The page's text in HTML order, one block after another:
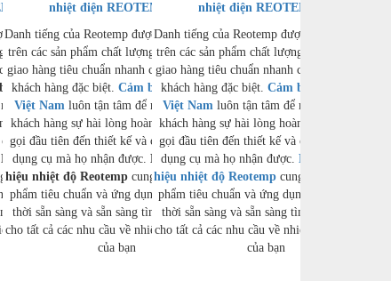
xây dựng dựa
cao, thời gian
và hỗ trợ
Reotemp
đến cho
toàn, từ cuộc
lượng của
Bộ truyền tín
cấp cả các sản
cụ thể, đồng
ra giải pháp
độ và áp suất
nhiệt điện REOTEMP
Danh tiếng của Reotemp được xây dựng dựa
trên các sản phẩm chất lượng cao, thời gian
giao hàng tiêu chuẩn nhanh chóng và hỗ trợ
khách hàng đặc biệt. Cảm biến Reotemp
Việt Namluôn tận tâm để mang đến cho
khách hàng sự hài lòng hoàn toàn, từ cuộc
gọi đầu tiên đến thiết kế và chất lượng của
dụng cụ mà họ nhận được. Bộ truyền tín
hiệu nhiệt độ Reotempcung cấp cả các sản
phẩm tiêu chuẩn và ứng dụng cụ thể, đồng
thời sẵn sàng và sẵn sàng tìm ra giải pháp
cho tất cả các nhu cầu về nhiệt độ và áp suất
của bạn
nhiệt điện REOTEMP
Danh tiếng của Reotemp được xây dựng dựa
trên các sản phẩm chất lượng cao, thời gian
giao hàng tiêu chuẩn nhanh chóng và hỗ trợ
khách hàng đặc biệt. Cảm biến Reotemp
Việt Nam luôn tận tâm để mang đến cho
khách hàng sự hài lòng hoàn toàn, từ cuộc
gọi đầu tiên đến thiết kế và chất lượng của
dụng cụ mà họ nhận được. Bộ truyền tín
hiệu nhiệt độ Reotemp cung cấp cả các sản
phẩm tiêu chuẩn và ứng dụng cụ thể, đồng
thời sẵn sàng và sẵn sàng tìm ra giải pháp
cho tất cả các nhu cầu về nhiệt độ và áp suất
của bạn